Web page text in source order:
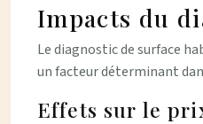
Impacts du
Le diagnostic de surface
un facteur déterminant
Effets sur le